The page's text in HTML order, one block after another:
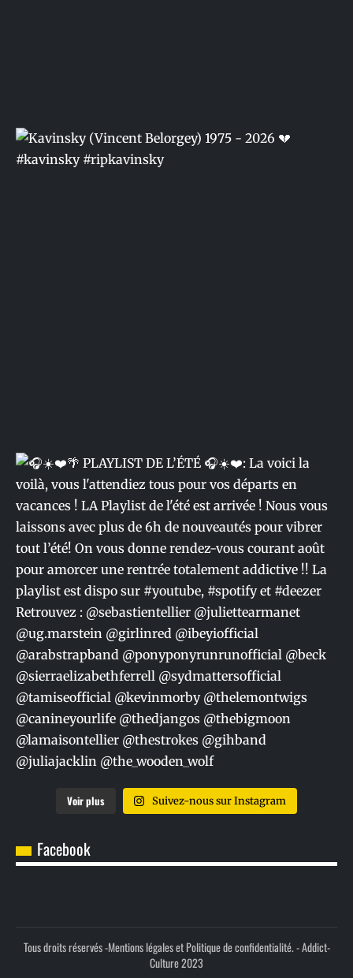
Voir plus Suivez-nous sur Instagram
Facebook
Tous droits réservés -Mentions légales et Politique de confidentialité.- Addict-
Culture 2023